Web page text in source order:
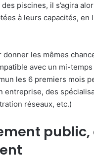
piscines, il s’agira
à leurs capacités,
donner les mêmes
avec un mi-
les 6 premiers mois
entreprise, des
réseaux, etc.)